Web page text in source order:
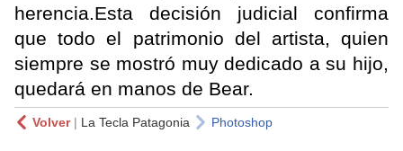
herencia.Esta decisión judicial confirma
que todo el patrimonio del artista, quien
siempre se mostró muy dedicado a su hijo,
quedará en manos de Bear.
Volver| La Tecla Patagonia Photoshop